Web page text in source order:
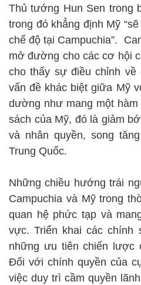
Thủ tướng Hun Sen trong
trong đó khẳng định Mỹ
chế độ tại Campuchia”.
mở đường cho các cơ hội
cho thấy sự điều chỉnh về
vấn đề khác biệt giữa Mỹ
dường như mang một
sách của Mỹ, đó là giảm
và nhân quyền, song
Trung Quốc.
Những chiều hướng trái
Campuchia và Mỹ trong
quan hệ phức tạp và
vực. Triển khai các chính
những ưu tiên chiến lược
Đối với chính quyền của
việc duy trì cầm quyền